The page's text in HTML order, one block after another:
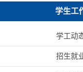
学生工
学工动
招生就